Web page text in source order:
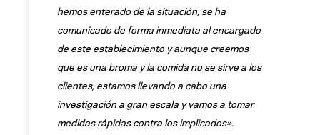
hemos enterado de la situación, se ha
comunicado de forma inmediata al encargado
de este establecimiento y aunque creemos
que es una broma y la comida no se sirve a los
clientes, estamos llevando a cabo una
investigación a gran escala y vamos a tomar
medidas rápidas contra los implicados».